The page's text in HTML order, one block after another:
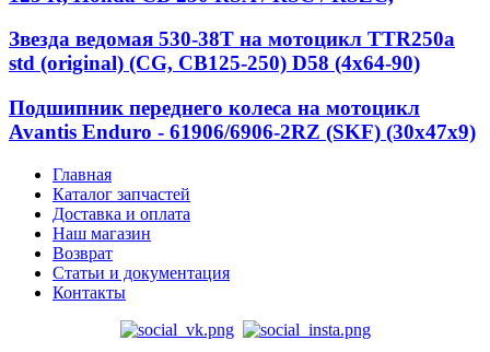
Звезда ведомая 530-38T на мотоцикл TTR250a
std (original) (CG, CB125-250) D58 (4x64-90)
Подшипник переднего колеса на мотоцикл
Avantis Enduro - 61906/6906-2RZ (SKF) (30x47x9)
Главная
Каталог запчастей
Доставка и оплата
Наш магазин
Возврат
Статьи и документация
Контакты